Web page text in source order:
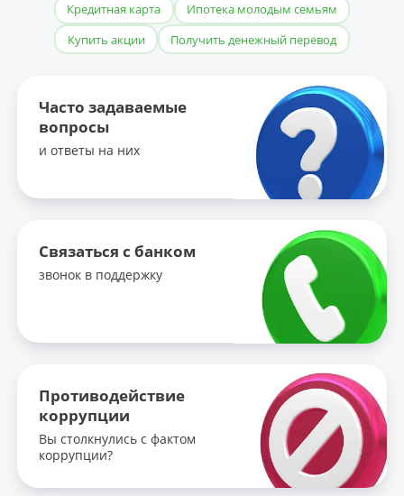
Кредитная карта
Ипотека молодым семьям
Купить акции
Получить денежный перевод
Часто задаваемые
вопросы
и ответы на них
Связаться с банком
звонок в поддержку
Противодействие
коррупции
Вы столкнулись с фактом
коррупции?